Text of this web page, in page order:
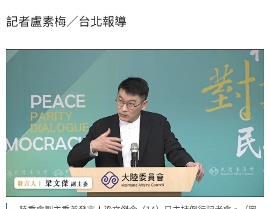
記者盧素梅／台北報導